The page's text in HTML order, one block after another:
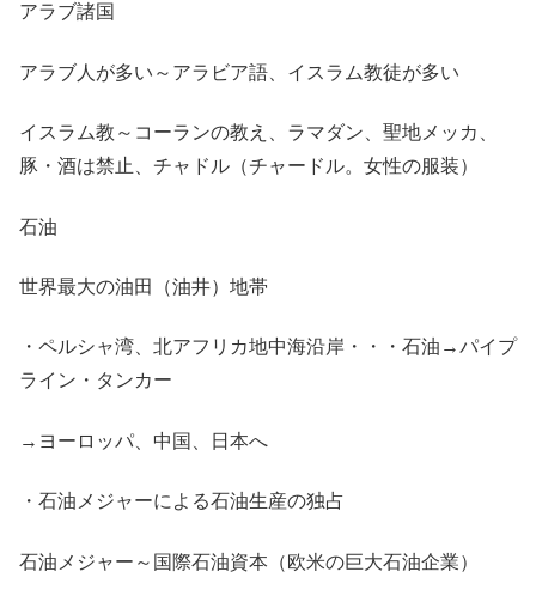
アラブ諸国
アラブ人が多い～アラビア語、イスラム教徒が多い
イスラム教～コーランの教え、ラマダン、聖地メッカ、
豚・酒は禁止、チャドル（チャードル。女性の服装）
石油
世界最大の油田（油井）地帯
・ペルシャ湾、北アフリカ地中海沿岸・・・石油→パイプ
ライン・タンカー
→ヨーロッパ、中国、日本へ
・石油メジャーによる石油生産の独占
石油メジャー～国際石油資本（欧米の巨大石油企業）